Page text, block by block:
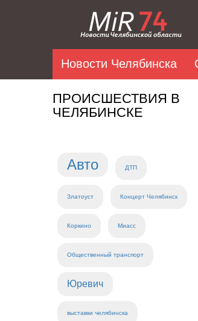
Новости Челябинска
ПРОИСШЕСТВИЯ В
ЧЕЛЯБИНСКЕ
Авто ДТП
Златоуст Концерт Челябинск
Коркино Миасс
Общественный транспорт
Юревич
выставки челябинска